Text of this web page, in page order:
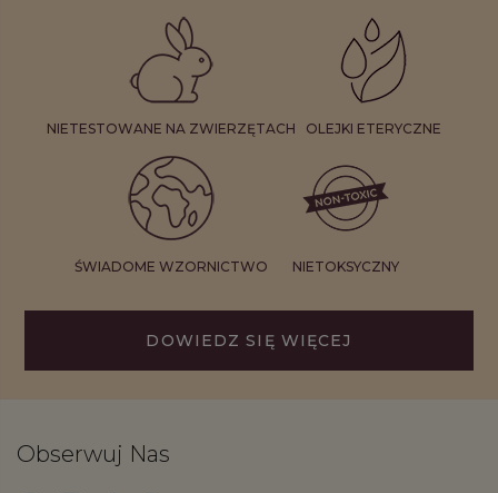
NIETESTOWANE NA ZWIERZĘTACH OLEJKI ETERYCZNE
ŚWIADOME WZORNICTWO NIETOKSYCZNY
DOWIEDZ SIĘ WIĘCEJ
Obserwuj Nas